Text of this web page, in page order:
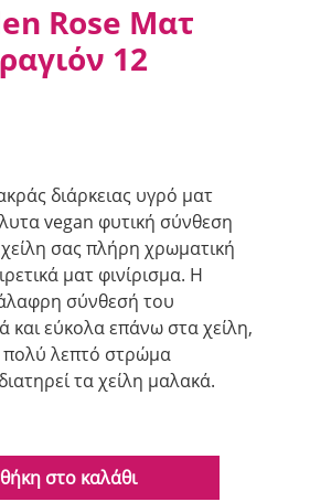
Rose Ματ
12
διάρκειας υγρό ματ
vegan φυτική σύνθεση
σας πλήρη χρωματική
ματ φινίρισμα. Η
σύνθεσή του
και εύκολα επάνω στα χείλη,
λεπτό στρώμα
τα χείλη μαλακά.
στο καλάθι